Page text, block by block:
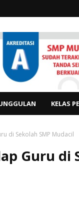
KELAS
di Sekolah SMP Mudacil
Guru di